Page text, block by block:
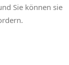
Sie können sie